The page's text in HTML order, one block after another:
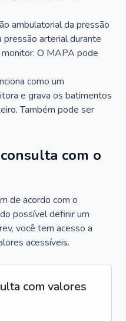
ambulatorial da pressão
pressão arterial durante
O MAPA pode
como um
e grava os batimentos
Também pode ser
com o
de acordo com o
possível definir um
você tem acesso a
acessíveis.
com valores